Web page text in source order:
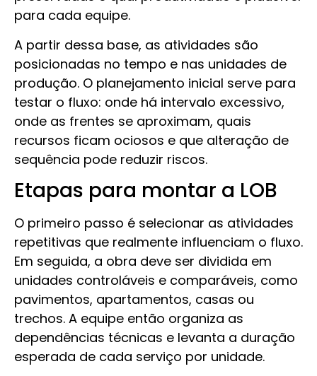
para cada equipe.
A partir dessa base, as atividades são
posicionadas no tempo e nas unidades de
produção. O planejamento inicial serve para
testar o fluxo: onde há intervalo excessivo,
onde as frentes se aproximam, quais
recursos ficam ociosos e que alteração de
sequência pode reduzir riscos.
Etapas para montar a LOB
O primeiro passo é selecionar as atividades
repetitivas que realmente influenciam o fluxo.
Em seguida, a obra deve ser dividida em
unidades controláveis e comparáveis, como
pavimentos, apartamentos, casas ou
trechos. A equipe então organiza as
dependências técnicas e levanta a duração
esperada de cada serviço por unidade.